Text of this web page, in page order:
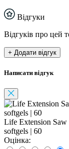
Відгуки
Відгуків про цей
+ Додати відгук
Написати відгук
Life Extension
softgels | 60
Оцінка: